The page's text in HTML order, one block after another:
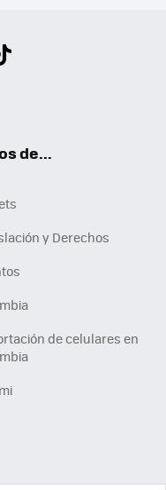
de...
y Derechos
de celulares en